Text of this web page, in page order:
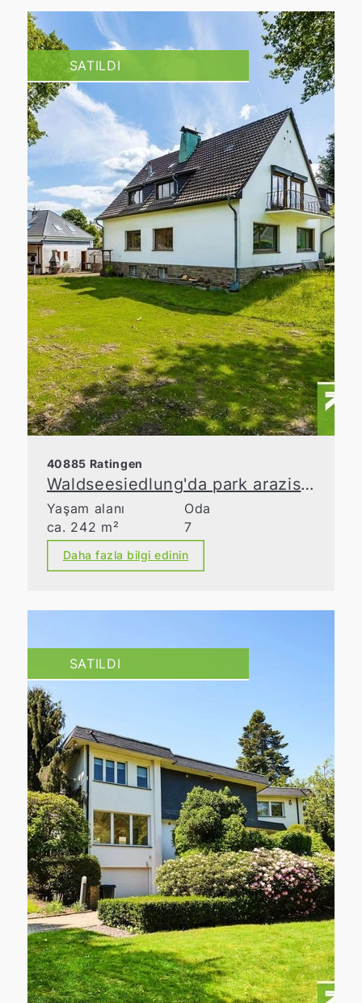
SATILDI
40885 Ratingen
Waldseesiedlung'da park arazisi üzerinde bulunan müstakil villa
Yaşam alanı
ca. 242 m²
Oda
7
Daha fazla bilgi edinin
SATILDI